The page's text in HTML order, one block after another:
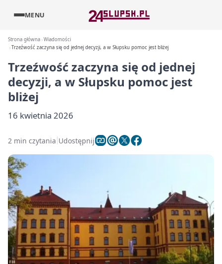
MENU
Strona główna Wiadomości
Trzeźwość zaczyna się od jednej decyzji, a w Słupsku pomoc jest bliżej
Trzeźwość zaczyna się od jednej
decyzji, a w Słupsku pomoc jest
bliżej
16 kwietnia 2026
2 min czytania Udostępnij